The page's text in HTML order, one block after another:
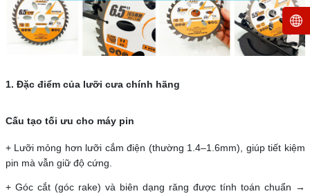
1. Đặc điểm của lưỡi cưa chính hãng
Cấu tạo tối ưu cho máy pin
+ Lưỡi mỏng hơn lưỡi cắm điện (thường 1.4–1.6mm), giúp tiết kiệm
pin mà vẫn giữ độ cứng.
+ Góc cắt (góc rake) và biên dạng răng được tính toán chuẩn →